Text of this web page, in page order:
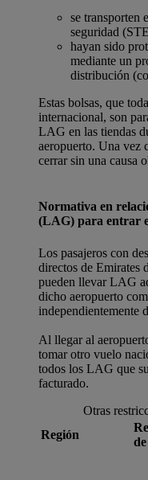
se transporten
seguridad
hayan sido
mediante un
distribución
Estas bolsas, que
internacional, son
LAG en las tiendas
aeropuerto. Una vez
cerrar sin una causa
Normativa en
(LAG) para entrar
Los pasajeros con
directos de Emirates
pueden llevar LAG
dicho aeropuerto
independientemente
Al llegar al
tomar otro vuelo
todos los LAG que
facturado.
Otras
Región